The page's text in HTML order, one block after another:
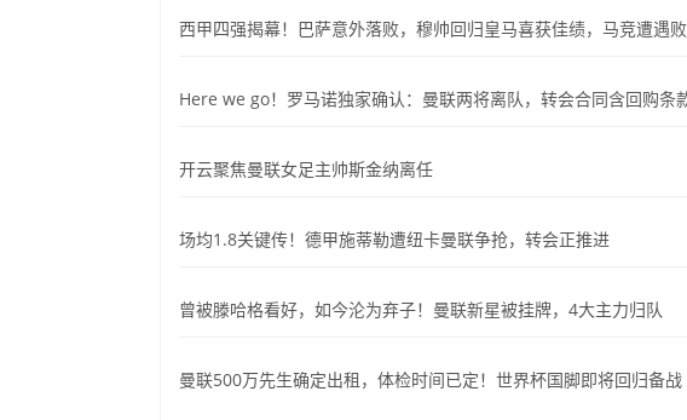
西甲四强揭幕！巴萨意外落败，穆帅回归皇马喜获佳绩，马竞遭遇
Here we go！罗马诺独家确认：曼联两将离队，转会合同含回购条
开云聚焦曼联女足主帅斯金纳离任
场均1.8关键传！德甲施蒂勒遭纽卡曼联争抢，转会正推进
曾被滕哈格看好，如今沦为弃子！曼联新星被挂牌，4大主力归队
曼联500万先生确定出租，体检时间已定！世界杯国脚即将回归备战